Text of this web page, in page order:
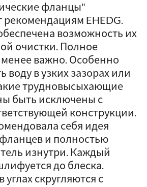
фланцы"
рекомендациям EHEDG.
возможность их
очистки. Полное
важно. Особенно
воду в узких зазорах или
трудновысыхающие
быть исключены с
конструкции.
себя идея
фланцев и полностью
изнутри. Каждый
до блеска.
скругляются с